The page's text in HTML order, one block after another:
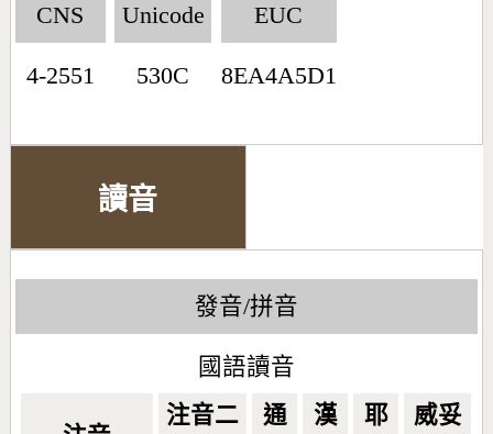
CNS
4-2551
Unicode
530C
EUC
8EA4A5D1
讀音
發音/拼音
國語讀音
注音二 通 漢 耶 威妥